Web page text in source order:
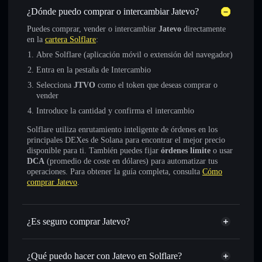
¿Dónde puedo comprar o intercambiar Jatevo?
Puedes comprar, vender o intercambiar Jatevo directamente
en la cartera Solflare:
Abre Solflare (aplicación móvil o extensión del navegador)
Entra en la pestaña de Intercambio
Selecciona JTVO como el token que deseas comprar o
vender
Introduce la cantidad y confirma el intercambio
Solflare utiliza enrutamiento inteligente de órdenes en los
principales DEXes de Solana para encontrar el mejor precio
disponible para ti. También puedes fijar órdenes límite o usar
DCA (promedio de coste en dólares) para automatizar tus
operaciones. Para obtener la guía completa, consulta Cómo
comprar Jatevo.
¿Es seguro comprar Jatevo?
Jatevo token verificado
¿Qué puedo hacer con Jatevo en Solflare?